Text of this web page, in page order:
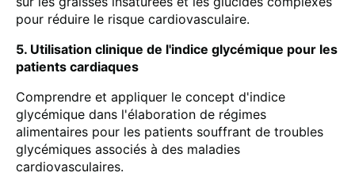
pour réduire le risque cardiovasculaire.
5. Utilisation clinique de l'indice glycémique pour les
patients cardiaques
Comprendre et appliquer le concept d'indice
glycémique dans l'élaboration de régimes
alimentaires pour les patients souffrant de troubles
glycémiques associés à des maladies
cardiovasculaires.